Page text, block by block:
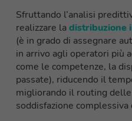
Sfruttando l’analisi
realizzare ladistribuzione
(è in grado di assegnare
in arrivo agli operatori più
come le competenze, la
passate), riducendo il
migliorando il routing
soddisfazione